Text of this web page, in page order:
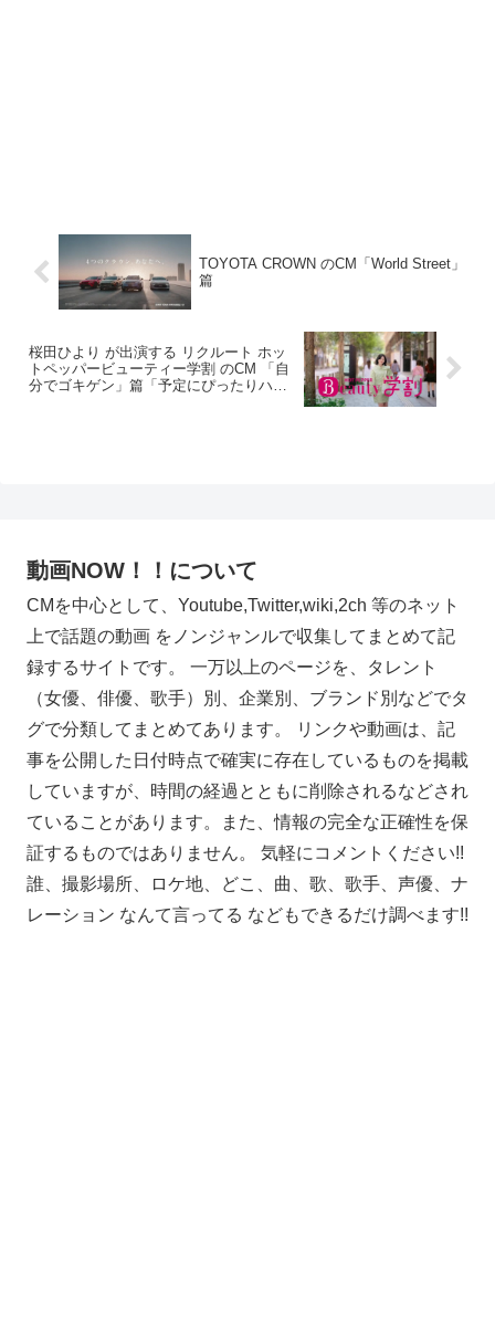
TOYOTA CROWN のCM「World Street」
篇
桜田ひより が出演する リクルート ホッ
トペッパービューティー学割 のCM 「自
分でゴキゲン」篇「予定にぴったりハマ
動画NOW！！について
CMを中心として、Youtube,Twitter,wiki,2ch 等のネット
上で話題の動画 をノンジャンルで収集してまとめて記
録するサイトです。 一万以上のページを、タレント
（女優、俳優、歌手）別、企業別、ブランド別などでタ
グで分類してまとめてあります。 リンクや動画は、記
事を公開した日付時点で確実に存在しているものを掲載
していますが、時間の経過とともに削除されるなどされ
ていることがあります。また、情報の完全な正確性を保
証するものではありません。 気軽にコメントください!!
誰、撮影場所、ロケ地、どこ、曲、歌、歌手、声優、ナ
レーション なんて言ってる などもできるだけ調べます!!